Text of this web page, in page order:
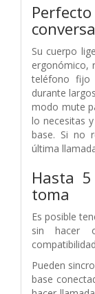
Su cuerpo
ergonómico,
teléfono fijo
durante
modo mute
lo necesitas
base. Si no
última
Hasta
toma
Es posible
sin hacer
Pueden
base